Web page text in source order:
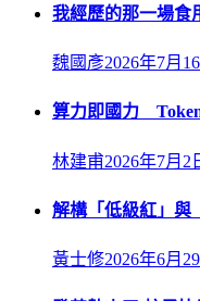
我經歷的那一場食
魏國彥2026年7月
算力即國力
林建甫2026年7月2
解構「低級紅」與
黃士修2026年6月